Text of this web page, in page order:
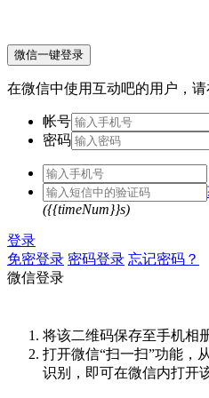
微信一键登录
在微信中使用互动吧的用户，
帐号
密码
({{timeNum}}s)
登录
免密登录 密码登录 忘记密码？
微信登录
将该二维码保存至手机相
打开微信“扫一扫”功能，
识别，即可在微信内打开